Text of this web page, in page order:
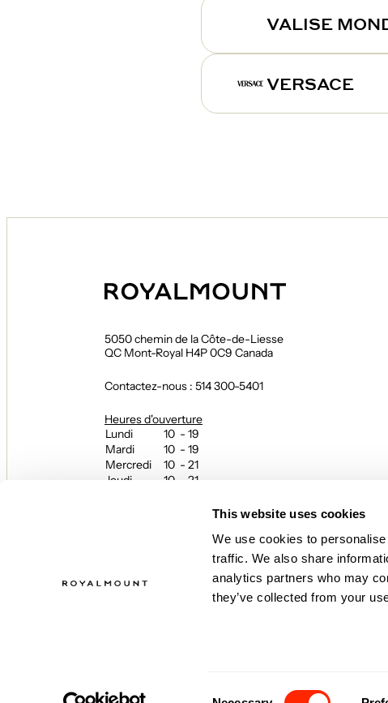
This website uses cookies
We use cookies to
traffic. We also share
analytics partners who may
they’ve collected from your
VALISE
VERSACE
5050 chemin de la Côte-de-Liesse
QC Mont-Royal H4P 0C9 Canada
Contactez-nous : 514 300-5401
Heures d'ouverture
Lundi
10 - 19
Mardi
10 - 19
Mercredi
10 - 21
Jeudi
10 - 21
Heures d’ouverture des restaurants
L’expérience se poursuit jusqu’en soirée!
Les heures peuvent varier — contactez directement le